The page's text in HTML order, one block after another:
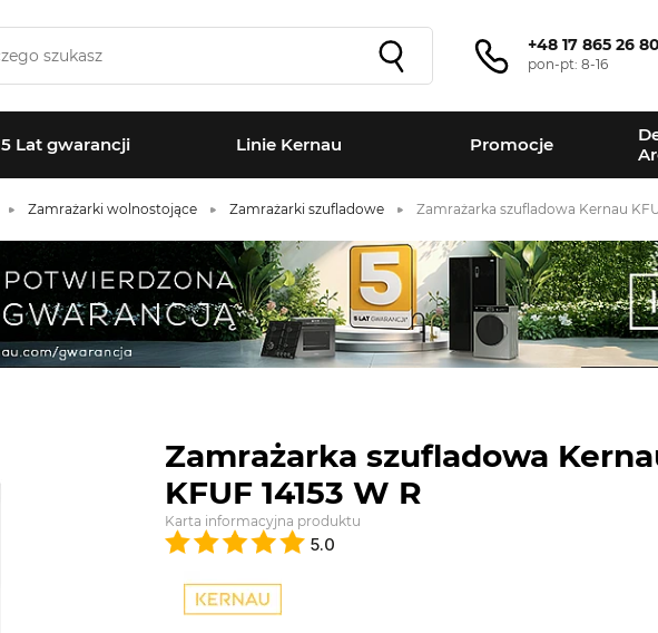
+48 17 865 26
pon-pt: 8-16
5 Lat gwarancji Linie Kernau Promocje
Zamrażarki wolnostojące Zamrażarki szufladowe Zamrażarka szufladowa Kernau
Zamrażarka szufladowa
KFUF 14153 W R
Karta informacyjna produktu
5.0